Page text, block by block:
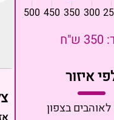
300
350
450
500
איזור
בצפון